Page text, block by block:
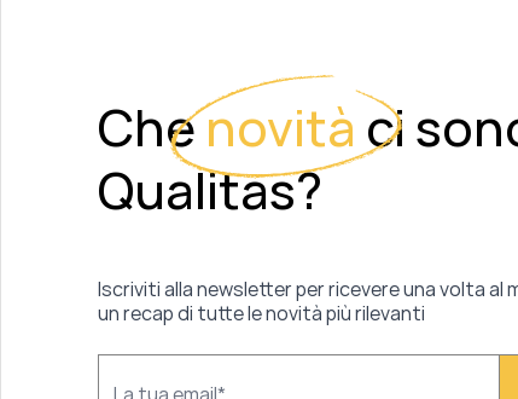
Chenovità ci
Qualitas?
Iscriviti alla newsletter per ricevere una volta al
un recap di tutte le novità più rilevanti